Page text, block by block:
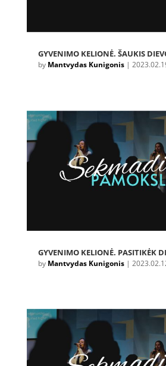
GYVENIMO KELIONĖ. ŠAUKIS
by Mantvydas Kunigonis|
GYVENIMO KELIONĖ. PASITIKĖK
by Mantvydas Kunigonis|